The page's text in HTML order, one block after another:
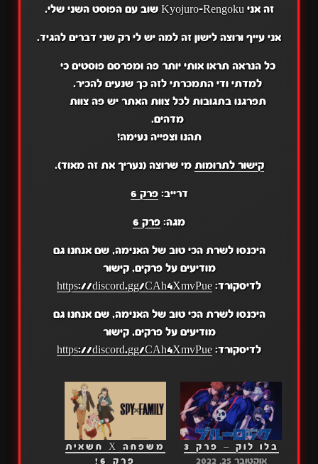
זה אני Kyojuro-Rengoku שוב עם הפוסט השני שלי.
אני עייף ורוצה לישון זה למה יש לי רק שני דברים להגיד.
כל הנראה תראו אותי יותר פה ומפרסם פוסטים כי
למדתי ודי התמכרתי לזה כך שנעים להכיר.
תפרגנו בתגובות לכל צוות האתר יש פה צוות
מדהים.
תהנו וצפייה נעימה!
קישור לתרומות מי שרוצה (נעריך את זה מאוד).
דרייב:פרק 6
מגה: פרק 6
היכנסו לשרת הכי טוב של האנימה, שם אנחנו גם
מודיעים על פרקים, קישור
לדיסקורד: https://discord.gg/CAh4XmvPue
היכנסו לשרת הכי טוב של האנימה, שם אנחנו גם
מודיעים על פרקים, קישור
לדיסקורד: https://discord.gg/CAh4XmvPue
בלו לוק – פרק 3
אוקטובר 25, 2022
משפחה X חשאית
פרק 6!